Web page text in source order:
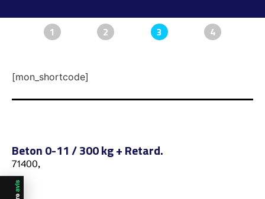
1 2 3 4
[mon_shortcode]
Beton 0-11 / 300 kg + Retard.
71400,